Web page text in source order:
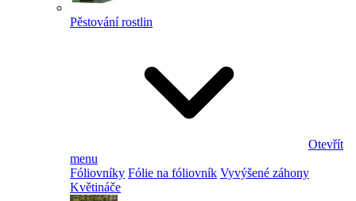
Pěstování rostlin
Otevřít
menu
Fóliovníky Fólie na fóliovník Vyvýšené záhony
Květináče